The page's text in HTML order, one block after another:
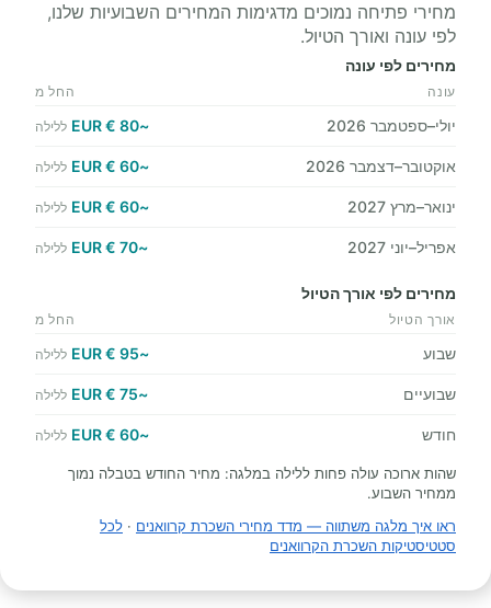
מחירי פתיחה נמוכים מדגימות המחירים השבועיות שלנו,
לפי עונה ואורך הטיול.
מחירים לפי עונה
עונה החל מ
יולי–ספטמבר 2026 ~80 € EUR ללילה
אוקטובר–דצמבר 2026 ~60 € EUR ללילה
ינואר–מרץ 2027 ~60 € EUR ללילה
אפריל–יוני 2027 ~70 € EUR ללילה
מחירים לפי אורך הטיול
אורך הטיול החל מ
שבוע ~95 € EUR ללילה
שבועיים ~75 € EUR ללילה
חודש ~60 € EUR ללילה
שהות ארוכה עולה פחות ללילה במלגה: מחיר החודש בטבלה נמוך
ממחיר השבוע.
ראו איך מלגה משתווה — מדד מחירי השכרת קרוואנים · לכל
סטטיסטיקות השכרת הקרוואנים